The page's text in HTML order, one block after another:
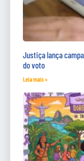
Justiça lança
do voto
Leia mais »